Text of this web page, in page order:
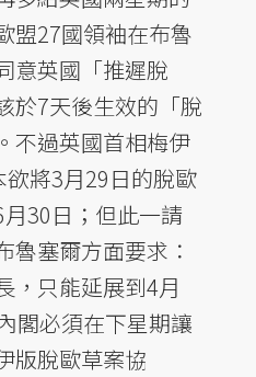
盟27國領袖在布魯
意英國「推遲脫
於7天後生效的「脫
不過英國首相梅伊
欲將3月29日的脫歐
30日；但此一請
魯塞爾方面要求：
，只能延展到4月
必須在下星期讓
版脫歐草案協